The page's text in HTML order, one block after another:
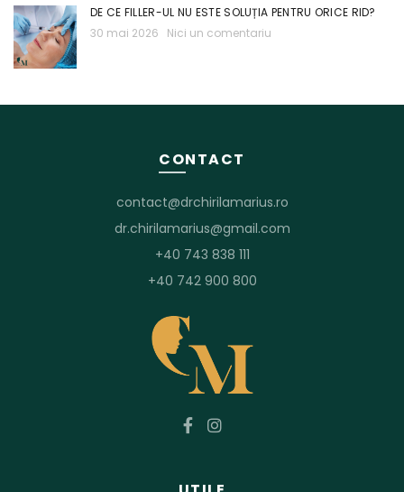
DE CE FILLER-UL NU ESTE SOLUȚIA PENTRU ORICE RID?
30 mai 2026
Nici un comentariu
CONTACT
contact@drchirilamarius.ro
dr.chirilamarius@gmail.com
+40 743 838 111
+40 742 900 800